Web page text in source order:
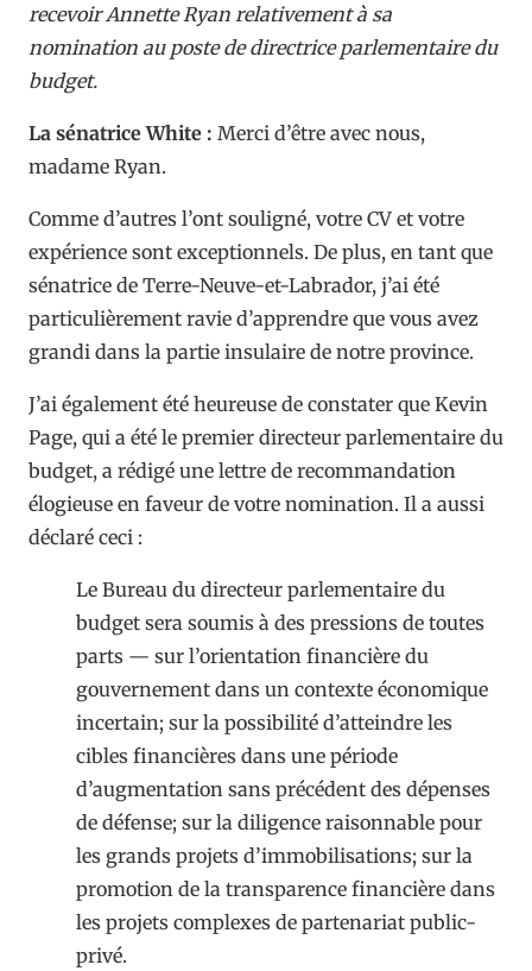
recevoir Annette Ryan relativement à sa
nomination au poste de directrice parlementaire du
budget.
La sénatrice White : Merci d’être avec nous,
madame Ryan.
Comme d’autres l’ont souligné, votre CV et votre
expérience sont exceptionnels. De plus, en tant que
sénatrice de Terre-Neuve-et-Labrador, j’ai été
particulièrement ravie d’apprendre que vous avez
grandi dans la partie insulaire de notre province.
J’ai également été heureuse de constater que Kevin
Page, qui a été le premier directeur parlementaire du
budget, a rédigé une lettre de recommandation
élogieuse en faveur de votre nomination. Il a aussi
déclaré ceci :
Le Bureau du directeur parlementaire du
budget sera soumis à des pressions de toutes
parts — sur l’orientation financière du
gouvernement dans un contexte économique
incertain; sur la possibilité d’atteindre les
cibles financières dans une période
d’augmentation sans précédent des dépenses
de défense; sur la diligence raisonnable pour
les grands projets d’immobilisations; sur la
promotion de la transparence financière dans
les projets complexes de partenariat public-
privé.